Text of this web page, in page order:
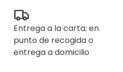
Entrega a la carta: en
punto de recogida o
entrega a domicilio